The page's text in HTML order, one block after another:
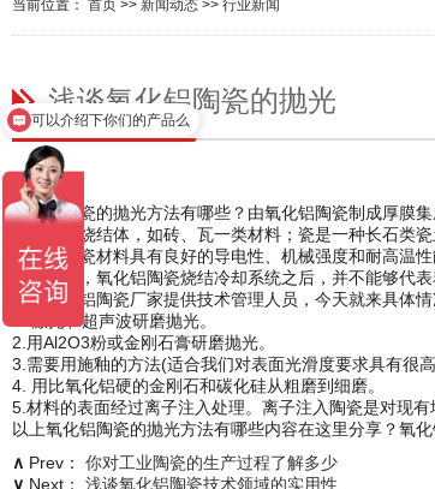
当前位置： 首页 >> 新闻动态 >> 行业新闻
浅谈氧化铝陶瓷的抛光
氧化铝陶瓷的抛光方法有哪些？由氧化铝陶瓷制成厚膜集
低档粘土烧结体，如砖、瓦一类材料；瓷是一种长石类
主体的陶瓷材料具有良好的导电性、机械强度和耐高温
然而，氧化铝陶瓷烧结冷却系统之后，并不能够代表
解，氧化铝陶瓷厂家提供技术管理人员，今天就来具体
1. 激光和超声波研磨抛光。
2.用Al2O3粉或金刚石膏研磨抛光。
3.需要用施釉的方法(适合我们对表面光滑度要求具有很高
4. 用比氧化铝硬的金刚石和碳化硅从粗磨到细磨。
5.材料的表面经过离子注入处理。离子注入陶瓷是对现有
以上氧化铝陶瓷的抛光方法有哪些内容在这里分享？氧
∧ Prev： 你对工业陶瓷的生产过程了解多少
∨ Next： 浅谈氧化铝陶瓷技术领域的实用性
可以介绍下你们的产品么